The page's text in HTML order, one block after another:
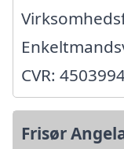
CVR:
Frisør